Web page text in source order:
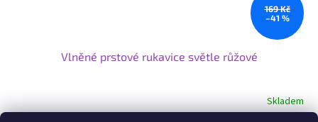
169 Kč
–41 %
Vlněné prstové rukavice světle růžové
Skladem